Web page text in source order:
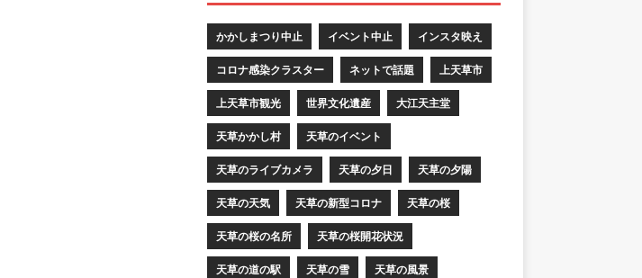
かかしまつり中止 イベント中止 インスタ映え
コロナ感染クラスター ネットで話題 上天草市
上天草市観光 世界文化遺産 大江天主堂
天草かかし村 天草のイベント
天草のライブカメラ 天草の夕日 天草の夕陽
天草の天気 天草の新型コロナ 天草の桜
天草の桜の名所 天草の桜開花状況
天草の道の駅 天草の雪 天草の風景